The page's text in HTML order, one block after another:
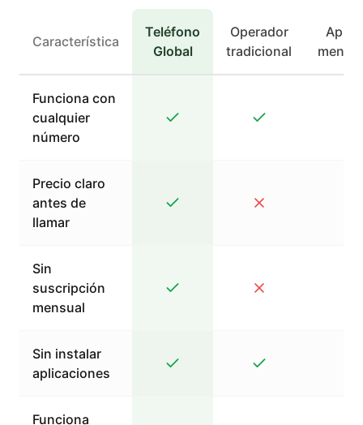
Característica
Teléfono
Global
Operador
tradicional
Apps
Funciona con
cualquier
número
Precio claro
antes de
llamar
Sin
suscripción
mensual
Sin instalar
aplicaciones
Funciona